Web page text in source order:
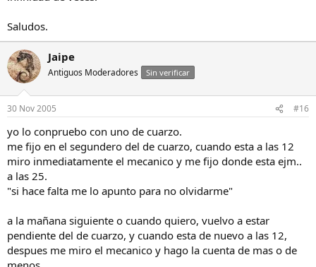
Saludos.
Jaipe
Antiguos Moderadores Sin verificar
30 Nov 2005 #16
yo lo conpruebo con uno de cuarzo.
me fijo en el segundero del de cuarzo, cuando esta a las 12
miro inmediatamente el mecanico y me fijo donde esta ejm..
a las 25.
"si hace falta me lo apunto para no olvidarme"
a la mañana siguiente o cuando quiero, vuelvo a estar
pendiente del de cuarzo, y cuando esta de nuevo a las 12,
despues me miro el mecanico y hago la cuenta de mas o de